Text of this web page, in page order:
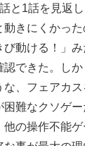
と1話を見返
きにくかった
び動ける！」
できた。し
、フェアカ
難なクソゲー
の操作不能